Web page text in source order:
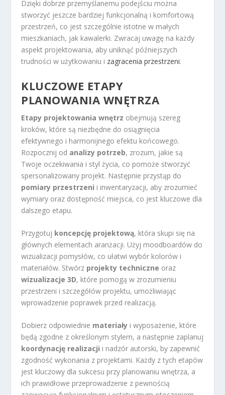
Dzięki dobrze przemyślanemu podejściu można
stworzyć jeszcze bardziej funkcjonalną i komfortową
przestrzeń, co jest szczególnie istotne w małych
mieszkaniach, jak kawalerki. Zwracaj uwagę na każdy
aspekt projektowania, aby uniknąć późniejszych
trudności w użytkowaniu i zagracenia przestrzeni.
KLUCZOWE ETAPY
PLANOWANIA WNĘTRZA
Etapy projektowania wnętrz obejmują szereg
kroków, które są niezbędne do osiągnięcia
efektywnego i harmonijnego efektu końcowego.
Rozpocznij od analizy potrzeb, zrozum, jakie są
Twoje oczekiwania i styl życia, co pomoże stworzyć
spersonalizowany projekt. Następnie przystąp do
pomiary przestrzeni i inwentaryzacji, aby zrozumieć
wymiary oraz dostępność miejsca, co jest kluczowe dla
dalszego etapu.
Przygotuj koncepcję projektową, która skupi się na
głównych elementach aranżacji. Użyj moodboardów do
wizualizacji pomysłów, co ułatwi wybór kolorów i
materiałów. Stwórz projekty techniczne oraz
wizualizacje 3D, które pomogą w zrozumieniu
przestrzeni i szczegółów projektu, umożliwiając
wprowadzenie poprawek przed realizacją.
Dobierz odpowiednie materiały i wyposażenie, które
będą zgodne z określonym stylem, a następnie zaplanuj
koordynację realizacji i nadzór autorski, by zapewnić
zgodność wykonania z projektami. Każdy z tych etapów
jest kluczowy dla sukcesu przy planowaniu wnętrza, a
ich prawidłowe przeprowadzenie z pewnością